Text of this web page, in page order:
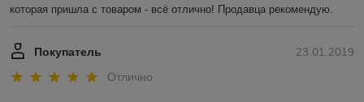
которая пришла с товаром - всё отлично! Продавца рекомендую.
23.01.2019
Покупатель
Отлично